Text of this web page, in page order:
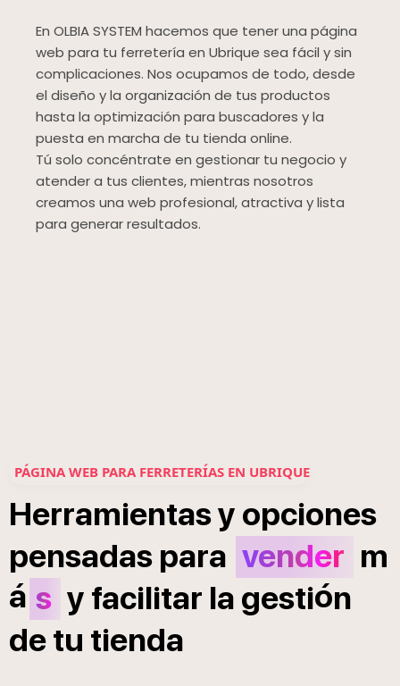
En OLBIA SYSTEM hacemos que tener una página
web para tu ferretería en Ubrique sea fácil y sin
complicaciones. Nos ocupamos de todo, desde
el diseño y la organización de tus productos
hasta la optimización para buscadores y la
puesta en marcha de tu tienda online.
Tú solo concéntrate en gestionar tu negocio y
atender a tus clientes, mientras nosotros
creamos una web profesional, atractiva y lista
para generar resultados.
PÁGINA WEB PARA FERRETERÍAS EN UBRIQUE
Herramientasy opciones
pensadas para vender m
á s y facilitar la gestión
detu tienda